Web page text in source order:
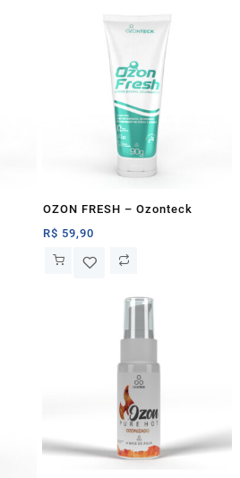
OZON FRESH – Ozonteck
R$ 59,90